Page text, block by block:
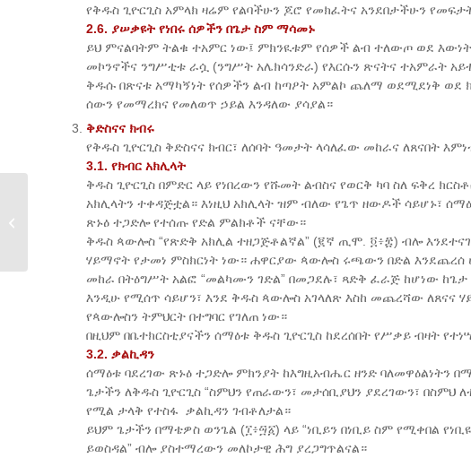
የቅዱስ ጊዮርጊስ አምላክ ዛሬም የልባችሁን ጆሮ የመክፈትና አንደበታችሁን
2.6. ያሠቃዩት የነበሩ ሰዎችን በጌታ ስም ማሳመኑ
ይህ ምናልባትም ትልቁ ተአምር ነው፤ ምክንዪቱም የሰዎች ልብ ተለውጦ ወደ
መኮንኖችና ንግሥቲቱ ራሷ (ንግሥት አሌክሳንድራ) የእርሱን ጽናትና ተአምራት
ቅዱሱ በጽናቱ አማካኝነት የሰዎችን ልብ ከጣዖት አምልኮ ጨለማ ወደሚደነቅ ወደ
ሰውን የመማረክና የመለወጥ ኃይል እንዳለው ያሳያል።
ቅድስናና ክብሩ
የቅዱስ ጊዮርጊስ ቅድስናና ክብር፣ ለሰባት ዓመታት ላሳለፈው መከራና ለጸናበት
3.1. የክብር አክሊላት
ቅዱስ ጊዮርጊስ በምድር ላይ የነበረውን የሹመት ልብስና የወርቅ ካባ ስለ ፍቅረ
አክሊላትን ተቀዳጅቷል። እነዚህ አክሊላት ዝም ብለው የጌጥ ዘውዶች ሳይሆኑ፣
ጽኑዕ ተጋድሎ የተሰጡ የድል ምልክቶች ናቸው።
ቅዱስ ጳውሎስ “የጽድቅ አክሊል ተዘጋጅቶልኛል” (፪ኛ ጢሞ. ፬፥፰) ብሎ
ሃይማኖት የታመነ ምስክርነት ነው። ሐዋርያው ጳውሎስ ሩጫውን በድል እንደጨረሰ
መከራ በትዕግሥት አልፎ “መልካሙን ገድል” በመጋደሉ፣ ጻድቅ ፈራጅ ከሆነው ከጌታ
እንዲሁ የሚሰጥ ሳይሆን፣ እንደ ቅዱስ ጳውሎስ አገላለጽ እስከ መጨረሻው ለጸናና
የጳውሎስን ትምህርት በተግባር የገለጠ ነው።
በዚህም በቤተክርስቲያናችን ሰማዕቱ ቅዱስ ጊዮርጊስ ከደረሰበት የሥቃይ ብዛት
3.2. ቃልኪዳን
ሰማዕቱ ባደረገው ጽኑዕ ተጋድሎ ምክንያት ከእግዚአብሔር ዘንድ ባለመዋዕልነትን
ጌታችን ለቅዱስ ጊዮርጊስ “ስምህን የጠራውን፣ መታሰቢያህን ያደረገውን፣
የሚል ታላቅ የተስፋ ቃልኪዳን ገብቶለታል።
ይህም ጌታችን በማቴዎስ ወንጌል (፲፥፵፩) ላይ “ነቢይን በነቢይ ስም የሚቀበል
ይወስዳል” ብሎ ያስተማረውን መለኮታዊ ሕግ ያረጋግጥልናል።
“ዓይናቸውም ተከፈተ ዐወቁትም” (ሉቃ.